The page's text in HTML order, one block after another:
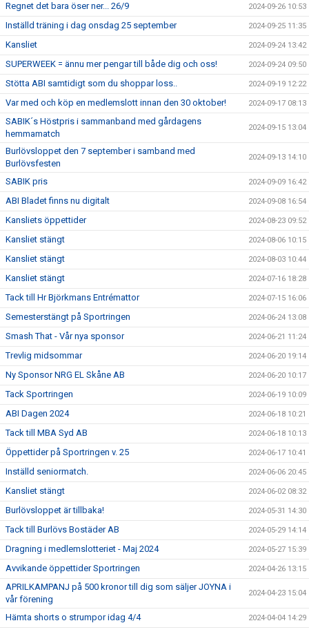
Regnet det bara öser ner... 26/9 2024-09-26 10:53
Inställd träning i dag onsdag 25 september 2024-09-25 11:35
Kansliet 2024-09-24 13:42
SUPERWEEK = ännu mer pengar till både dig och oss! 2024-09-24 09:50
Stötta ABI samtidigt som du shoppar loss.. 2024-09-19 12:22
Var med och köp en medlemslott innan den 30 oktober! 2024-09-17 08:13
SABIK´s Höstpris i sammanband med gårdagens
hemmamatch
2024-09-15 13:04
Burlövsloppet den 7 september i samband med
Burlövsfesten
2024-09-13 14:10
SABIK pris 2024-09-09 16:42
ABI Bladet finns nu digitalt 2024-09-08 16:54
Kansliets öppettider 2024-08-23 09:52
Kansliet stängt 2024-08-06 10:15
Kansliet stängt 2024-08-03 10:44
Kansliet stängt 2024-07-16 18:28
Tack till Hr Björkmans Entrémattor 2024-07-15 16:06
Semesterstängt på Sportringen 2024-06-24 13:08
Smash That - Vår nya sponsor 2024-06-21 11:24
Trevlig midsommar 2024-06-20 19:14
Ny Sponsor NRG EL Skåne AB 2024-06-20 10:17
Tack Sportringen 2024-06-19 10:09
ABI Dagen 2024 2024-06-18 10:21
Tack till MBA Syd AB 2024-06-18 10:13
Öppettider på Sportringen v. 25 2024-06-17 10:41
Inställd seniormatch. 2024-06-06 20:45
Kansliet stängt 2024-06-02 08:32
Burlövsloppet är tillbaka! 2024-05-31 14:30
Tack till Burlövs Bostäder AB 2024-05-29 14:14
Dragning i medlemslotteriet - Maj 2024 2024-05-27 15:39
Avvikande öppettider Sportringen 2024-04-26 13:15
APRILKAMPANJ på 500 kronor till dig som säljer JOYNA i
vår förening
2024-04-23 15:04
Hämta shorts o strumpor idag 4/4 2024-04-04 14:29